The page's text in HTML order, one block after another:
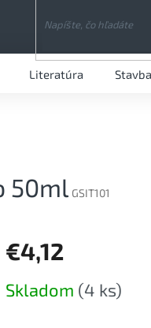
Literatúra
50ml GSIT101
€4,12
cena:
Skladom (4 ks)